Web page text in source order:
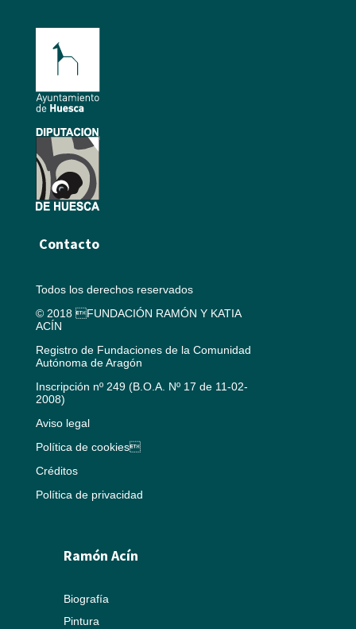
Contacto
Todos los derechos reservados
© 2018 FUNDACIÓN RAMÓN Y KATIA
ACÍN
Registro de Fundaciones de la Comunidad
Autónoma de Aragón
Inscripción nº 249 (B.O.A. Nº 17 de 11-02-
2008)
Aviso legal
Política de cookies
Créditos
Política de privacidad
Ramón Acín
Biografía
Pintura